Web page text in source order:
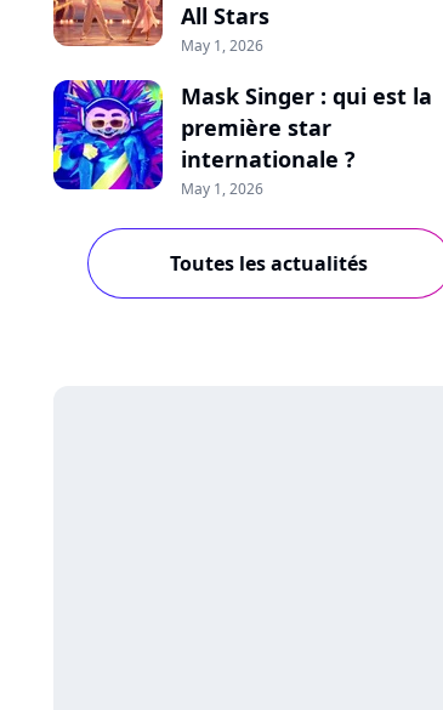
All Stars
May 1, 2026
Mask Singer : qui est la
première star
internationale ?
May 1, 2026
Toutes les actualités